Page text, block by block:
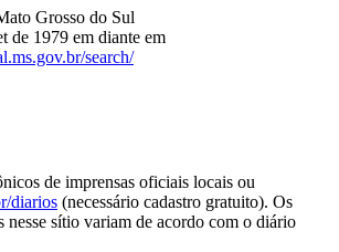
Grosso do Sul
de 1979 em diante em
search/
de imprensas oficiais locais ou
diarios (necessário cadastro gratuito). Os
nesse sítio variam de acordo com o diário